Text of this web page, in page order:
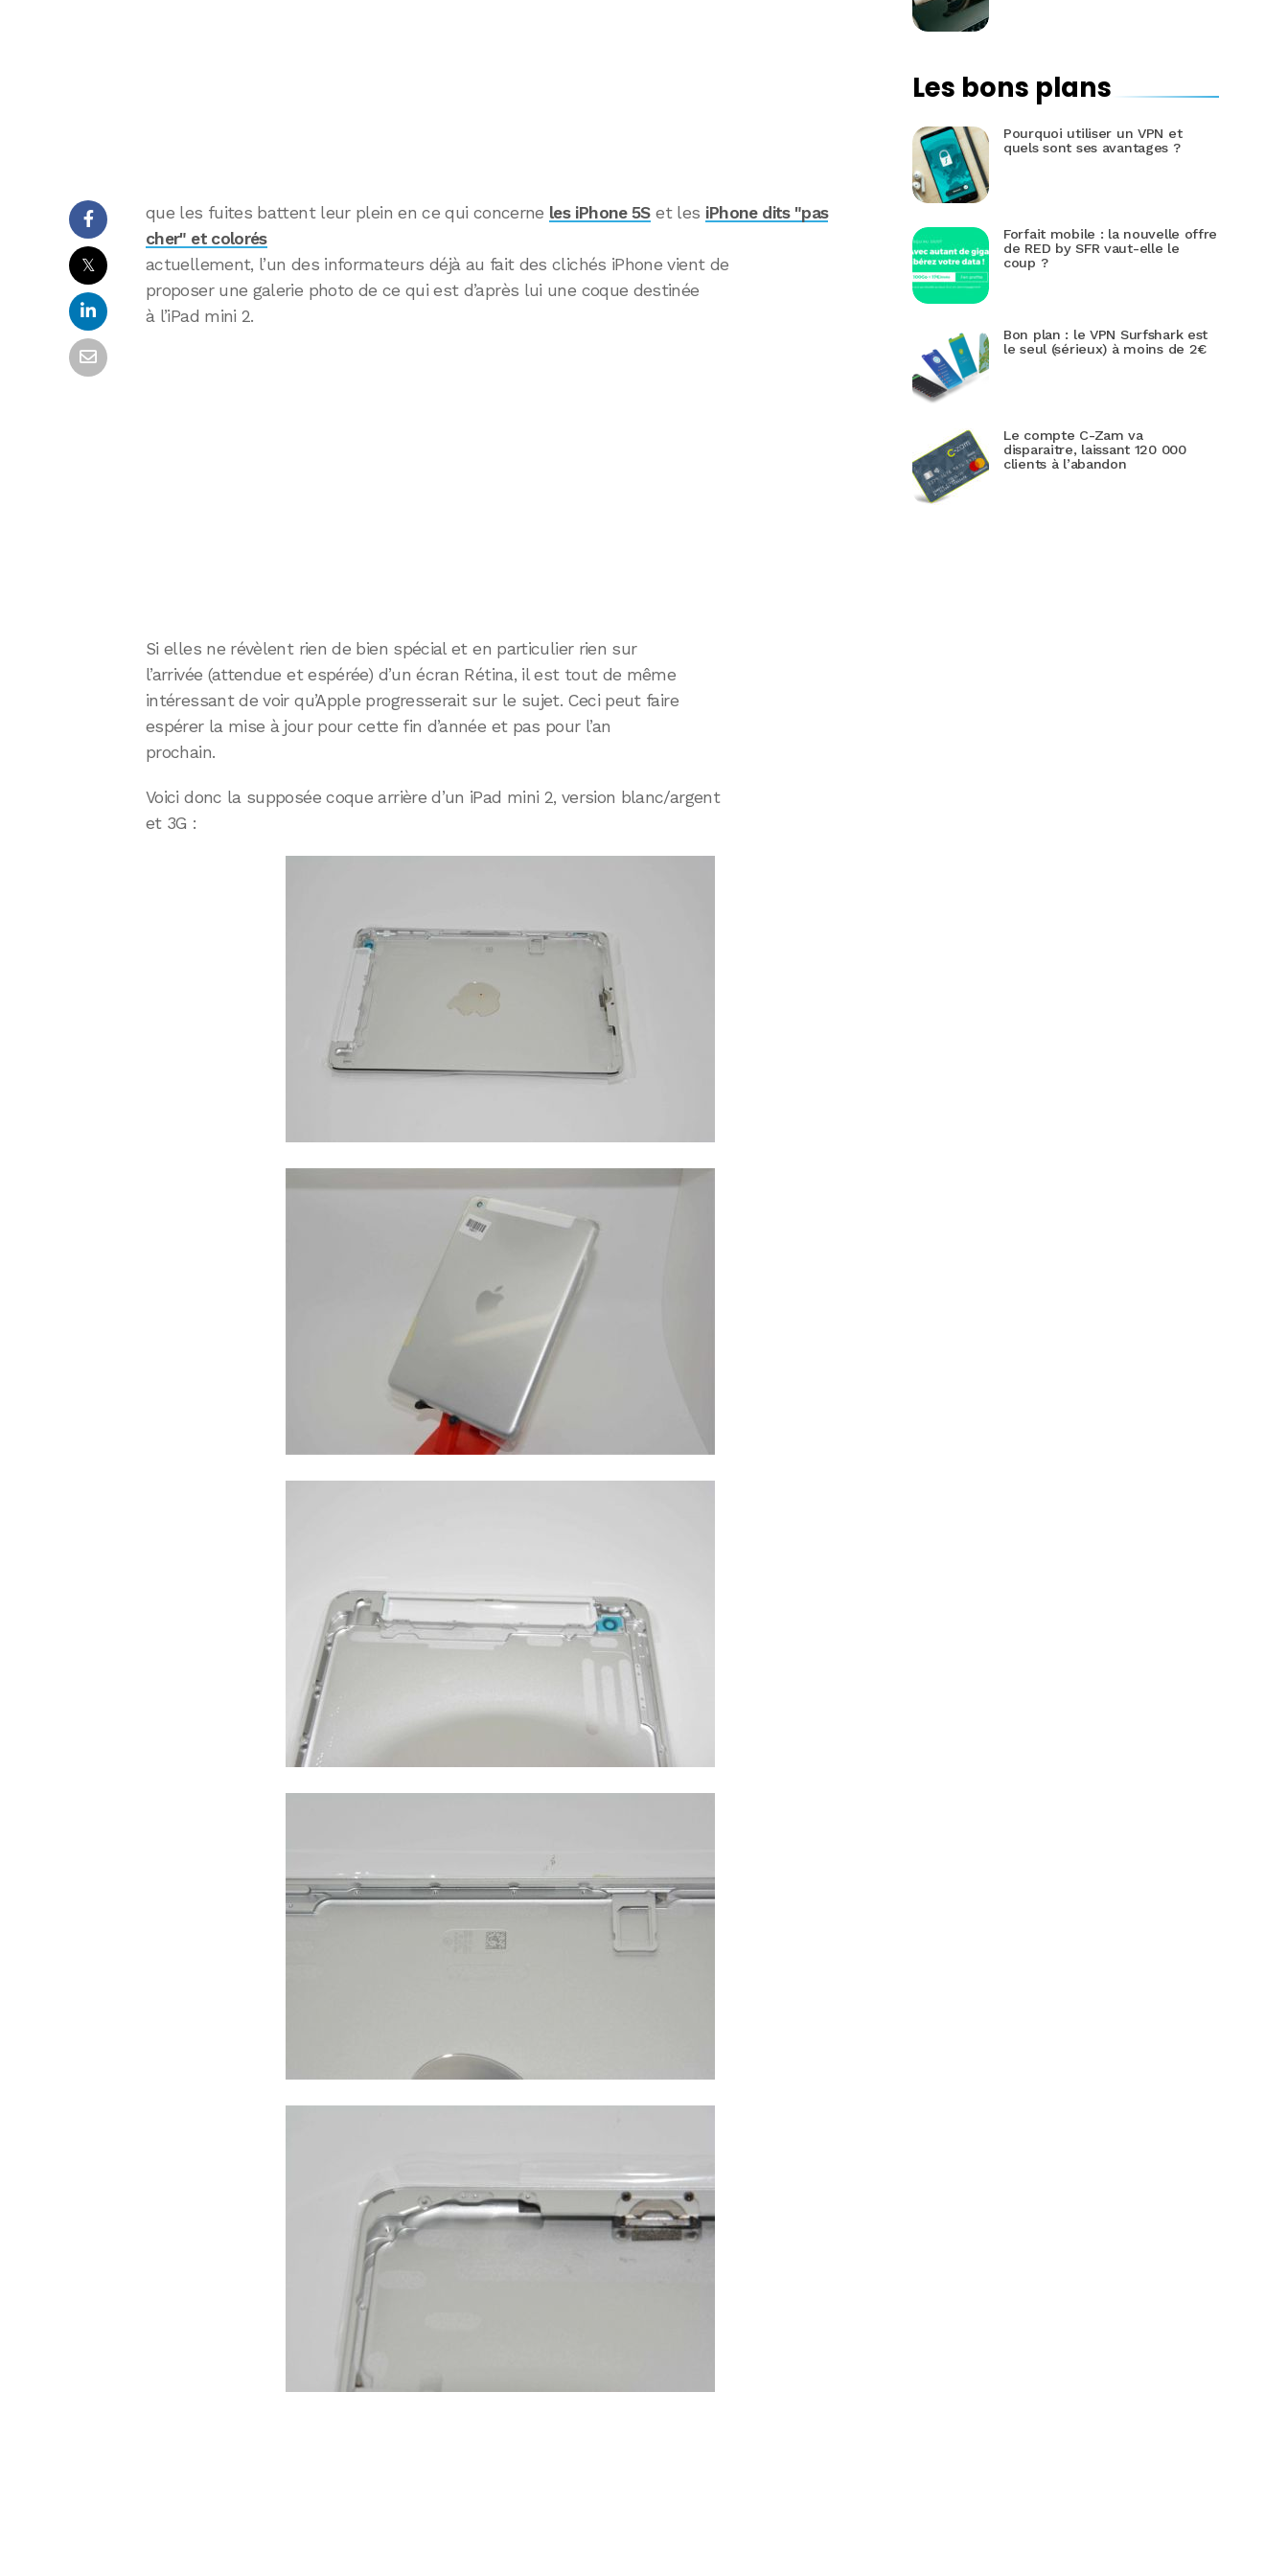
𝕏
que les fuites battent leur plein en ce qui concerne les iPhone 5Set les iPhone dits "pas
cher" et colorés
actuellement, l’un des informateurs déjà au fait des clichés iPhone vient de
proposer une galerie photo de ce qui est d’après lui une coque destinée
à l’iPad mini 2.
Si elles ne révèlent rien de bien spécial et en particulier rien sur
l’arrivée (attendue et espérée) d’un écran Rétina, il est tout de même
intéressant de voir qu’Apple progresserait sur le sujet. Ceci peut faire
espérer la mise à jour pour cette fin d’année et pas pour l’an
prochain.
Voici donc la supposée coque arrière d’un iPad mini 2, version blanc/argent
et 3G :
Les bons plans
Pourquoi utiliser un VPN et
quels sont ses avantages ?
Forfait mobile : la nouvelle offre
de RED by SFR vaut-elle le
coup ?
Bon plan : le VPN Surfshark est
le seul (sérieux) à moins de 2€
Le compte C-Zam va
disparaitre, laissant 120 000
clients à l’abandon